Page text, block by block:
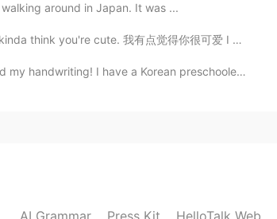
around in Japan. It was ...
think you're cute. 我有点觉得你很可爱 I kin...
I have a Korean preschooler’s han...
AI Grammar Press Kit HelloTalk Web